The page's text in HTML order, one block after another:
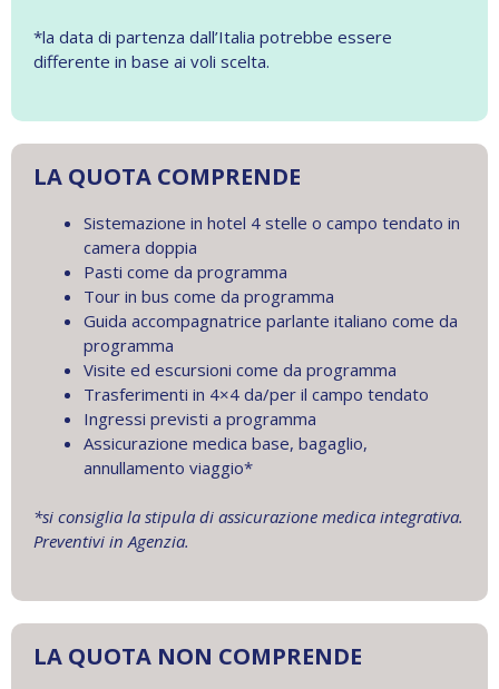
*la data di partenza dall’Italia potrebbe essere
differente in base ai voli scelta.
LA QUOTA COMPRENDE
Sistemazione in hotel 4 stelle o campo tendato in
camera doppia
Pasti come da programma
Tour in bus come da programma
Guida accompagnatrice parlante italiano come da
programma
Visite ed escursioni come da programma
Trasferimenti in 4×4 da/per il campo tendato
Ingressi previsti a programma
Assicurazione medica base, bagaglio,
annullamento viaggio*
*si consiglia la stipula di assicurazione medica integrativa.
Preventivi in Agenzia.
LA QUOTA NON COMPRENDE